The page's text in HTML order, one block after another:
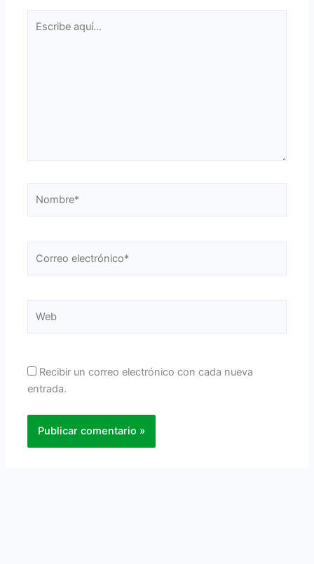
aquí...
electrónico*
Recibir un correo electrónico con cada nueva
entrada.